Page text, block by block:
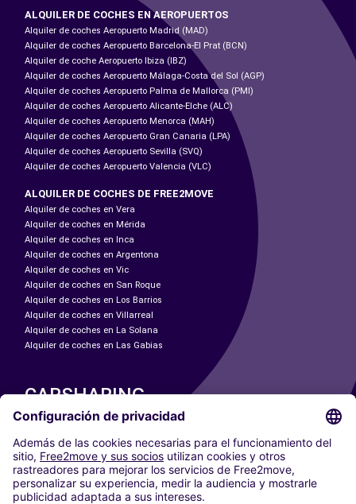
ALQUILER DE COCHES EN AEROPUERTOS
Alquiler de coches Aeropuerto Madrid (MAD)
Alquiler de coches Aeropuerto Barcelona-El Prat (BCN)
Alquiler de coche Aeropuerto Ibiza (IBZ)
Alquiler de coches Aeropuerto Málaga-Costa del Sol (AGP)
Alquiler de coches Aeropuerto Palma de Mallorca (PMI)
Alquiler de coches Aeropuerto Alicante-Elche (ALC)
Alquiler de coches Aeropuerto Menorca (MAH)
Alquiler de coches Aeropuerto Gran Canaria (LPA)
Alquiler de coches Aeropuerto Sevilla (SVQ)
Alquiler de coches Aeropuerto Valencia (VLC)
ALQUILER DE COCHES DE FREE2MOVE
Alquiler de coches en Vera
Alquiler de coches en Mérida
Alquiler de coches en Inca
Alquiler de coches en Argentona
Alquiler de coches en Vic
Alquiler de coches en San Roque
Alquiler de coches en Los Barrios
Alquiler de coches en Villarreal
Alquiler de coches en La Solana
Alquiler de coches en Las Gabias
CARSHARING
NUESTRAS CIUDADES
Paris
Madrid
Washington DC
Milán